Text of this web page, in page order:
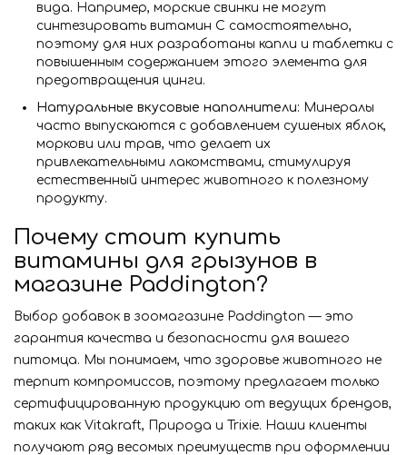
вида. Например, морские свинки не могут
синтезировать витамин C самостоятельно,
поэтому для них разработаны капли и таблетки с
повышенным содержанием этого элемента для
предотвращения цинги.
Натуральные вкусовые наполнители: Минералы
часто выпускаются с добавлением сушеных яблок,
моркови или трав, что делает их
привлекательными лакомствами, стимулируя
естественный интерес животного к полезному
продукту.
Почему стоит купить
витамины для грызунов в
магазине Paddington?
Выбор добавок в зоомагазине Paddington — это
гарантия качества и безопасности для вашего
питомца. Мы понимаем, что здоровье животного не
терпит компромиссов, поэтому предлагаем только
сертифицированную продукцию от ведущих брендов,
таких как Vitakraft, Природа и Trixie. Наши клиенты
получают ряд весомых преимуществ при оформлении